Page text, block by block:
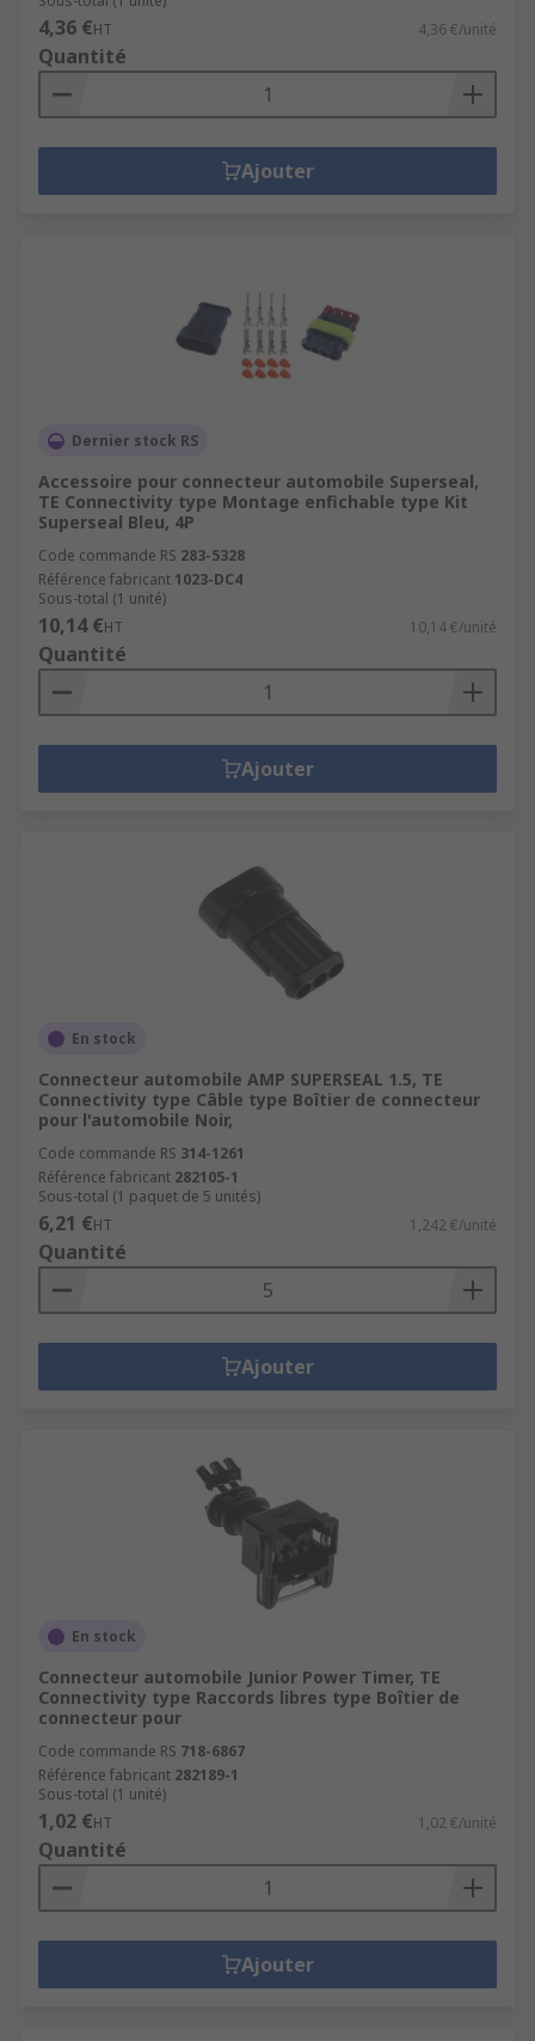
électriques pour voitures supérieures à 50 euros,
parfait pour les garages et les ateliers de
réparation automobile.
4,36 €HT 4,36 €/unité
Quantité
Ajouter
Dernier stock RS
Accessoire pour connecteur automobile Superseal,
TE Connectivity type Montage enfichable type Kit
Superseal Bleu, 4P
Code commande RS 283-5328
Référence fabricant 1023-DC4
Sous-total (1 unité)
10,14 €HT 10,14 €/unité
Quantité
Ajouter
En stock
Connecteur automobile AMP SUPERSEAL 1.5, TE
Connectivity type Câble type Boîtier de connecteur
pour l'automobile Noir,
Code commande RS 314-1261
Référence fabricant 282105-1
Sous-total (1 paquet de 5 unités)
6,21 €HT 1,242 €/unité
Quantité
Ajouter
En stock
Connecteur automobile Junior Power Timer, TE
Connectivity type Raccords libres type Boîtier de
connecteur pour
Code commande RS 718-6867
Référence fabricant 282189-1
Sous-total (1 unité)
1,02 €HT 1,02 €/unité
Quantité
Ajouter